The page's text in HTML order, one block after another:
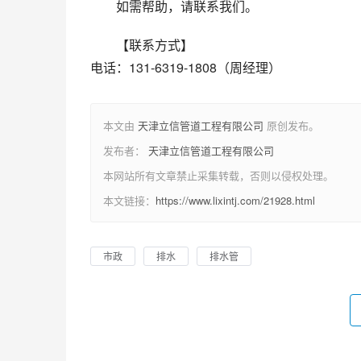
如需帮助，请联系我们。
【联系方式】
电话：131-6319-1808（周经理）
本文由 天津立信管道工程有限公司 原创发布。
发布者： 天津立信管道工程有限公司
本网站所有文章禁止采集转载，否则以侵权处理。
本文链接： https://www.lixintj.com/21928.html
市政 排水 排水管